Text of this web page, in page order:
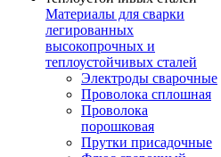
Материалы для сварки
легированных
высокопрочных и
теплоустойчивых сталей
Электроды сварочные
Проволока сплошная
Проволока
порошковая
Прутки присадочные